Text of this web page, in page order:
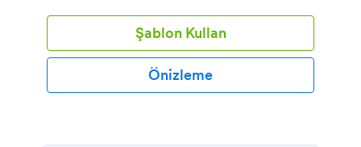
Şablon Kullan
Önizleme